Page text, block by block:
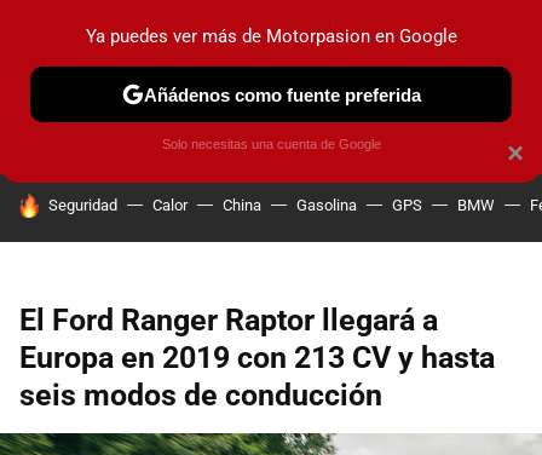
PRUEBAS COCHES ELÉCTRICOS OBSERVATORIO
HOY SE HABLA DE
Seguridad Calor China Gasolina GPS BMW
El Ford Ranger Raptor llegará a
Europa en 2019 con 213 CV y hasta
seis modos de conducción
×
Ya puedes ver más de Motorpasion en Google
Añádenos como fuente preferida
Solo necesitas una cuenta de Google